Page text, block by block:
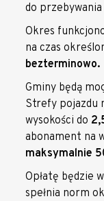
do
Okres
na czas
bezterminowo.
Gminy będą
Strefy pojazdu
wysokości do
abonament na
maksymalnie
Opłatę będzie
spełnia norm